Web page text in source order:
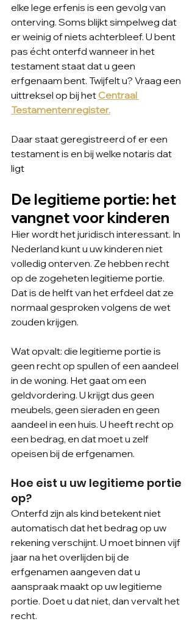
elke lege erfenis is een gevolg van
onterving. Soms blijkt simpelweg dat
er weinig of niets achterbleef. U bent
pas écht onterfd wanneer in het
testament staat dat u geen
erfgenaam bent. Twijfelt u? Vraag een
uittreksel op bij het Centraal
Testamentenregister.
Daar staat geregistreerd of er een
testament is en bij welke notaris dat
ligt
De legitieme portie: het
vangnet voor kinderen
Hier wordt het juridisch interessant. In
Nederland kunt u uw kinderen niet
volledig onterven. Ze hebben recht
op de zogeheten legitieme portie.
Dat is de helft van het erfdeel dat ze
normaal gesproken volgens de wet
zouden krijgen.
Wat opvalt: die legitieme portie is
geen recht op spullen of een aandeel
in de woning. Het gaat om een
geldvordering. U krijgt dus geen
meubels, geen sieraden en geen
aandeel in een huis. U heeft recht op
een bedrag, en dat moet u zelf
opeisen bij de erfgenamen.
Hoe eist u uw legitieme portie
op?
Onterfd zijn als kind betekent niet
automatisch dat het bedrag op uw
rekening verschijnt. U moet binnen vijf
jaar na het overlijden bij de
erfgenamen aangeven dat u
aanspraak maakt op uw legitieme
portie. Doet u dat niet, dan vervalt het
recht.